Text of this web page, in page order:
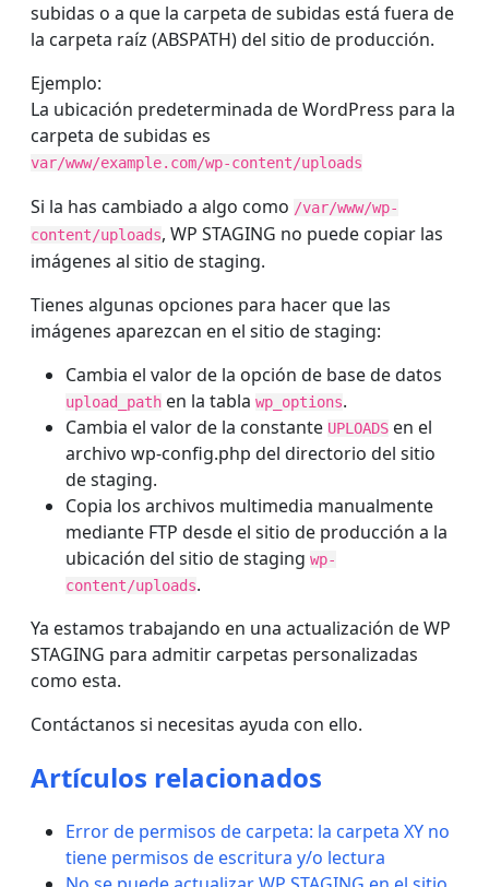
subidas o a que la carpeta de subidas está fuera de
la carpeta raíz (ABSPATH) del sitio de producción.
Ejemplo:
La ubicación predeterminada de WordPress para la
carpeta de subidas es
var/www/example.com/wp-content/uploads
Si la has cambiado a algo como /var/www/wp-
content/uploads, WP STAGING no puede copiar las
imágenes al sitio de staging.
Tienes algunas opciones para hacer que las
imágenes aparezcan en el sitio de staging:
Cambia el valor de la opción de base de datos
upload_path en la tabla wp_options.
Cambia el valor de la constante UPLOADS en el
archivo wp-config.php del directorio del sitio
de staging.
Copia los archivos multimedia manualmente
mediante FTP desde el sitio de producción a la
ubicación del sitio de staging wp-
content/uploads.
Ya estamos trabajando en una actualización de WP
STAGING para admitir carpetas personalizadas
como esta.
Contáctanos si necesitas ayuda con ello.
Artículos relacionados
Error de permisos de carpeta: la carpeta XY no
tiene permisos de escritura y/o lectura